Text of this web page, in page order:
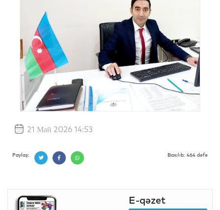
21 Май 2026 14:53
Paylaş: Baxılıb: 464 dəfə
E-qəzet